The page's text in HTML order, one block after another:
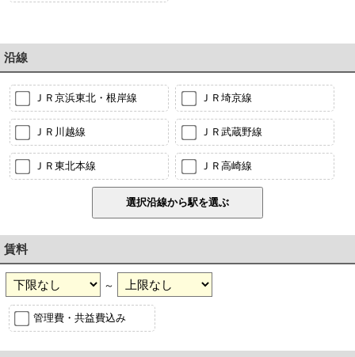
沿線
ＪＲ京浜東北・根岸線 ＪＲ埼京線
ＪＲ川越線 ＪＲ武蔵野線
ＪＲ東北本線 ＪＲ高崎線
賃料
～
管理費・共益費込み